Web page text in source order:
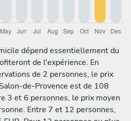
dépend essentiellement du
de l'expérience. En
de 2 personnes, le prix
de-Provence est de 108
3 et 6 personnes, le prix moyen
Entre 7 et 12 personnes,